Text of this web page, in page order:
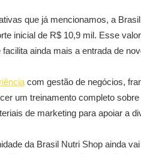
que já mencionamos, a
inicial de R$ 10,9 mil. Esse
ainda mais a entrada de
com gestão de negócios,
um treinamento completo
de marketing para apoiar a
da Brasil Nutri Shop ainda